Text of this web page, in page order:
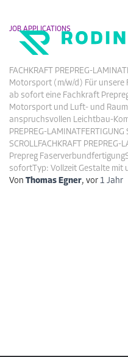
JOB APPLICATIONS
Fachkraft
FACHKRAFT PREPREG-
Motorsport (m/w/d) Für
ab sofort eine Fachkraft
Motorsport und Luft- und
anspruchsvollen Leichtbau-
PREPREG-
SCROLLFACHKRAFT
Prepreg
sofortTyp: Vollzeit Gestalte mit
Von Thomas Egner, vor 1 Jahr